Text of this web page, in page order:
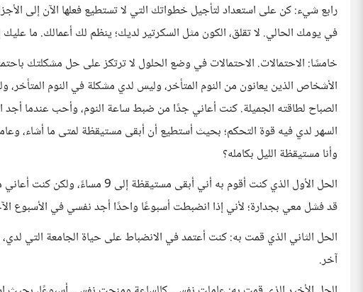
رابع شيء: كن على استعداد لتأجيل خطواتك التي لا تستطيع فعلها الآن إلى
في يومك الحالي. لا تقلق، الكون مثل السكرتير لديك؛ ينظم لك أعمالك. ما
خامسًا: الاحتمالات. الاحتمالات في وضع الحلول لا ترتكز على حل مشكلتك
الأشخاص الذين يعانون من النوم المتأخر، وليس لدي مشكلة في النوم
الصباح لطاقته الجميلة. كنت أعاني جدًا من ضبط ساعة النوم، وأحب عندما
السهر لدي فيه قوة التحكم؛ بحيث أستطيع أن أبقى مستيقظة لمتى ما أشاء،
وأنا مستيقظة الليل بكامله؟
الحل الأول الذي كنت أقوم به أني
قد فشل معي بجدارة؛ لأني إذا انضبطت أسبوعًا واحدًا أجد نفسي في الأسبوع
الحل الثاني الذي قمت به: كنت أعتمد في الانضباط على حياة الجامعة التي
آخر.